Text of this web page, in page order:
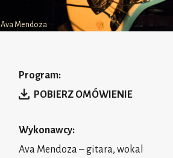
Ava Mendoza
Program:
POBIERZ OMÓWIENIE
Wykonawcy:
Ava Mendoza – gitara, wokal